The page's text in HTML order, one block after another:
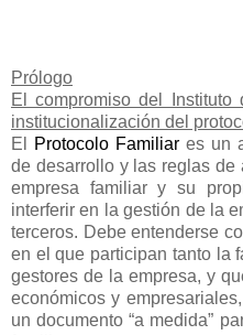
Prólogo
El compromiso del
institucionalización del
El
Protocolo Familiar es un
de desarrollo y las reglas de
empresa familiar y su
interferir en la gestión de la
terceros. Debe entenderse
en el que participan tanto la
gestores de la empresa, y
económicos y
un documento “a medida”